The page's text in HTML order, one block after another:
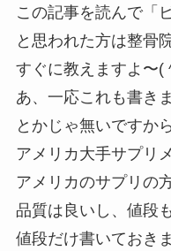
この記事を読んで「
と思われた方は整骨
すぐに教えますよ〜(
あ、一応これも書き
とかじゃ無いですか
アメリカ大手サプリ
アメリカのサプリの
品質は良いし、値段
値段だけ書いておき